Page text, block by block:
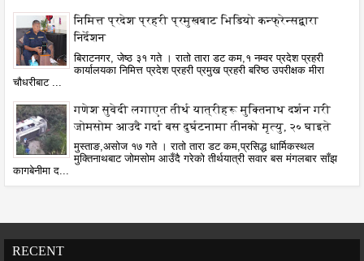
निमित्त प्रदेश प्रहरी प्रमुखबाट भिडियो कन्फ्रेन्सद्वारा
निर्देशन
बिराटनगर, जेष्ठ ३१ गते । रातो तारा डट कम,१ नम्वर प्रदेश प्रहरी
कार्यालयका निमित्त प्रदेश प्रहरी प्रमुख प्रहरी बरिष्ठ उपरीक्षक मीरा
चौधरीबाट ...
गणेश सुवेदी लगाएत तीर्थ यात्रीहरू मुक्तिनाथ दर्शन गरी
जोमसोम आउदै गर्दा बस दुर्घटनामा तीनको मृत्यु, २० घाइते
मुस्ताङ,असोज १७ गते । रातो तारा डट कम,प्रसिद्ध धार्मिकस्थल
मुक्तिनाथबाट जोमसोम आउँदै गरेको तीर्थयात्री सवार बस मंगलबार साँझ
कागबेनीमा द...
RECENT